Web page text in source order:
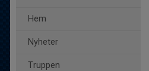
Hem
Nyheter
Truppen